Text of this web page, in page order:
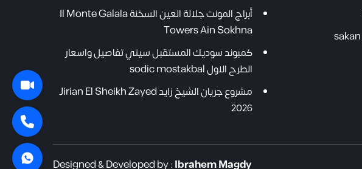
سكن انفستمنت للاستثمار العقاري sakan
أبراج المونت جلالة العين السخنة Il Monte Galala
Towers Ain Sokhna
كمبوند سوديك المستقبل سيتي تفاصيل واسعار
الطرح الاول sodic mostakbal
مشروع جريان الشيخ زايد Jirian El Sheikh Zayed
2026
Designed & Developed by :Ibrahem Magdy